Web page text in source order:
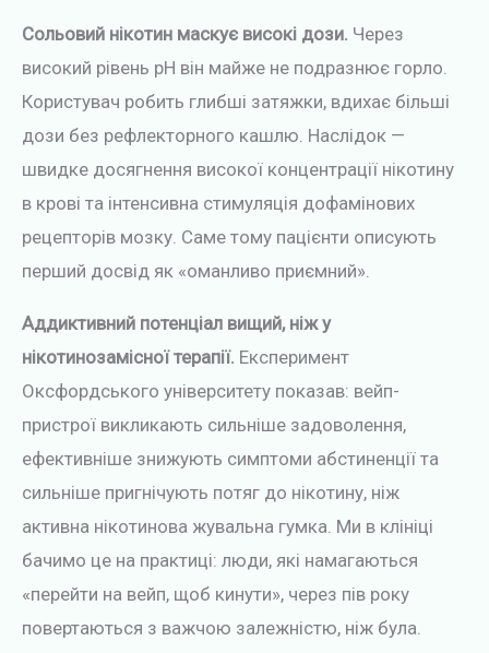
Сольовий нікотин маскує високі дози. Через
високий рівень pH він майже не подразнює горло.
Користувач робить глибші затяжки, вдихає більші
дози без рефлекторного кашлю. Наслідок —
швидке досягнення високої концентрації нікотину
в крові та інтенсивна стимуляція дофамінових
рецепторів мозку. Саме тому пацієнти описують
перший досвід як «оманливо приємний».
Аддиктивний потенціал вищий, ніж у
нікотинозамісної терапії. Експеримент
Оксфордського університету показав: вейп-
пристрої викликають сильніше задоволення,
ефективніше знижують симптоми абстиненції та
сильніше пригнічують потяг до нікотину, ніж
активна нікотинова жувальна гумка. Ми в клініці
бачимо це на практиці: люди, які намагаються
«перейти на вейп, щоб кинути», через пів року
повертаються з важчою залежністю, ніж була.